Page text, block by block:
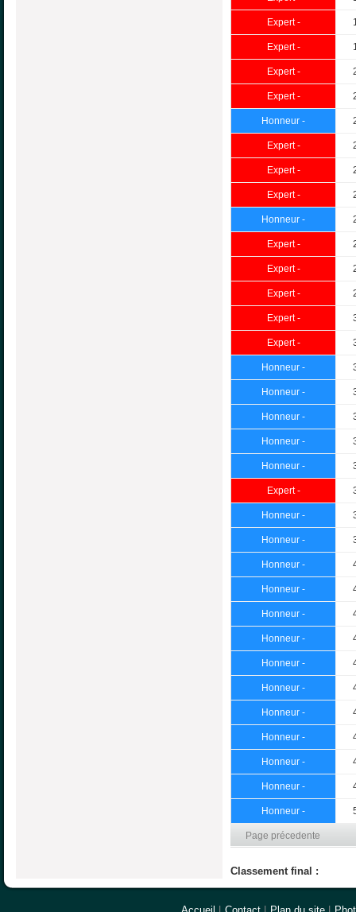
Expert -
Expert -
Expert -
Expert -
Honneur -
Expert -
Expert -
Expert -
Honneur -
Expert -
Expert -
Expert -
Expert -
Expert -
Honneur -
Honneur -
Honneur -
Honneur -
Honneur -
Expert -
Honneur -
Honneur -
Honneur -
Honneur -
Honneur -
Honneur -
Honneur -
Honneur -
Honneur -
Honneur -
Honneur -
Honneur -
Honneur -
Page précedente
Classement final :